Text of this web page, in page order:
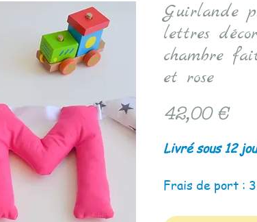
Guirlande
lettres
chambre
et rose
42,00 €Prix
Livré sous 12
Frais de port :